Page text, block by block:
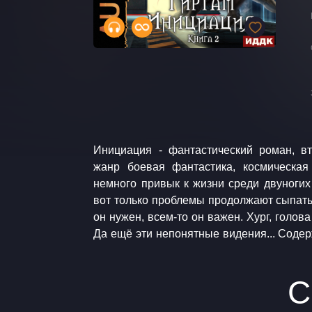
Инициация - фантастический роман,
жанр боевая фантастика,
немного привык к жизни среди
вот только проблемы продолжают
он нужен, всем-то он важен. Хург,
Да ещё эти непонятные видения... Содержание цикла Гиртам: Книга
1. Эволюция. Книга 2. Инициация.
Аудиокнига. Боевая фантастика.
studio.youtube.com Godmode /
С